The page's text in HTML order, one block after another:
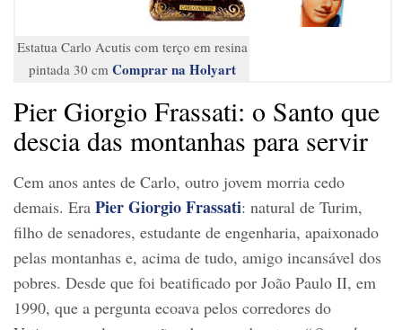
Estatua Carlo Acutis com terço em resina
pintada 30 cm Comprar na Holyart
Pier Giorgio Frassati: o Santo que
descia das montanhas para servir
Cem anos antes de Carlo, outro jovem morria cedo
demais. Era Pier Giorgio Frassati: natural de Turim,
filho de senadores, estudante de engenharia, apaixonado
pelas montanhas e, acima de tudo, amigo incansável dos
pobres. Desde que foi beatificado por João Paulo II, em
1990, que a pergunta ecoava pelos corredores do